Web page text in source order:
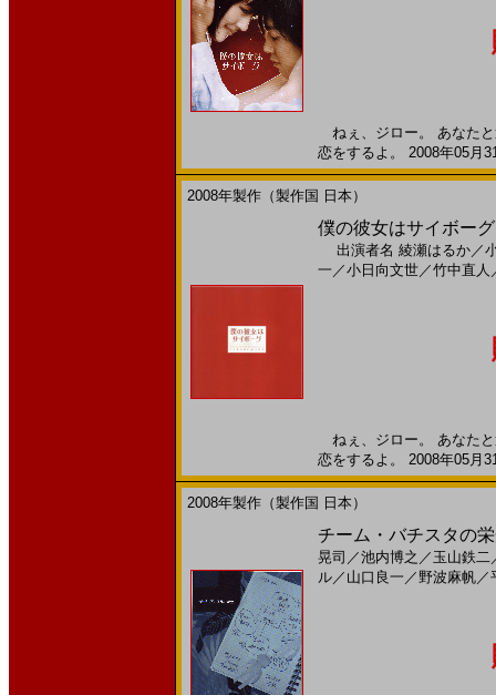
ねぇ、ジロー。 あなた
恋をするよ。 2008年05
2008年製作（製作国 日本）
僕の彼女はサイボー
出演者名 綾瀬はるか／
一 ／小日向文世／竹中直人
ねぇ、ジロー。 あなた
恋をするよ。 2008年05
2008年製作（製作国 日本）
チーム・バチスタの
晃司 ／池内博之 ／ 玉山鉄二
ル／ 山口良一 ／ 野波麻帆／